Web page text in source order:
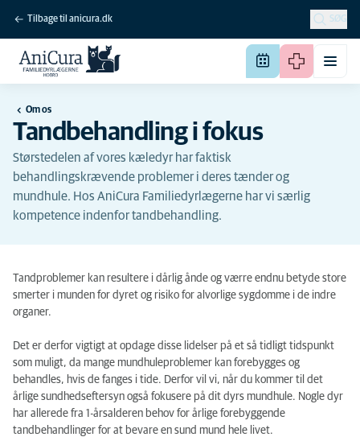
Tilbage til anicura.dk SØG
Om os
Tandbehandling i fokus
Størstedelen af vores kæledyr har faktisk
behandlingskrævende problemer i deres tænder og
mundhule. Hos AniCura Familiedyrlægerne har vi særlig
kompetence indenfor tandbehandling.
Tandproblemer kan resultere i dårlig ånde og værre endnu betyde store
smerter i munden for dyret og risiko for alvorlige sygdomme i de indre
organer.
Det er derfor vigtigt at opdage disse lidelser på et så tidligt tidspunkt
som muligt, da mange mundhuleproblemer kan forebygges og
behandles, hvis de fanges i tide. Derfor vil vi, når du kommer til det
årlige sundhedseftersyn også fokusere på dit dyrs mundhule. Nogle dyr
har allerede fra 1-årsalderen behov for årlige forebyggende
tandbehandlinger for at bevare en sund mund hele livet.